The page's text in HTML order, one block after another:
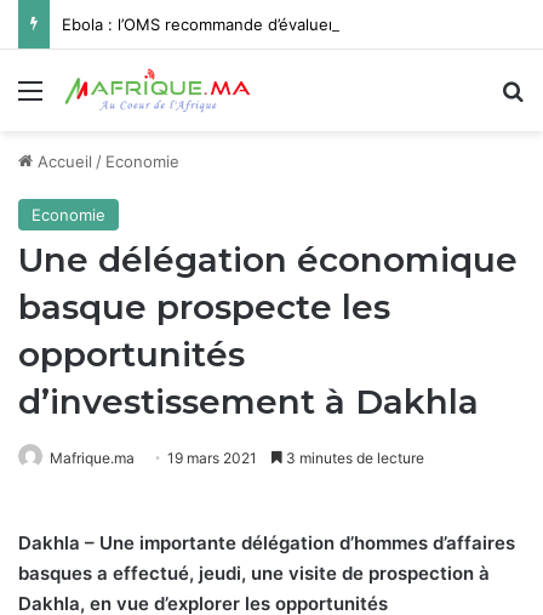
Menu
Accueil / Economie
Economie
Une délégation économique
basque prospecte les
opportunités
d’investissement à Dakhla
Mafrique.ma 19 mars 2021 3 minutes de lecture
Dakhla – Une importante délégation d’hommes d’affaires
basques a effectué, jeudi, une visite de prospection à
Dakhla, en vue d’explorer les opportunités